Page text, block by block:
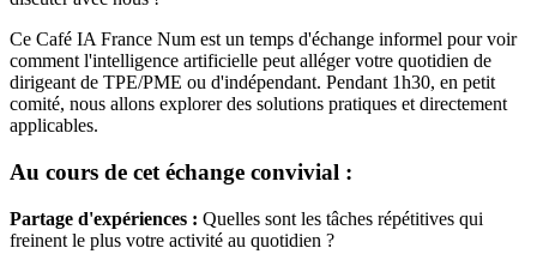
Ce Café IA France Num est un temps d'échange informel pour voir
comment l'intelligence artificielle peut alléger votre quotidien de
dirigeant de TPE/PME ou d'indépendant. Pendant 1h30, en petit
comité, nous allons explorer des solutions pratiques et directement
applicables.
Au cours de cet échange convivial :
Partage d'expériences : Quelles sont les tâches répétitives qui
freinent le plus votre activité au quotidien ?